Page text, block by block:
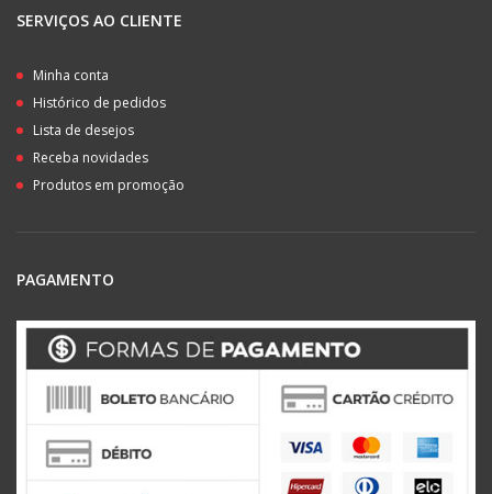
SERVIÇOS AO CLIENTE
Minha conta
Histórico de pedidos
Lista de desejos
Receba novidades
Produtos em promoção
PAGAMENTO